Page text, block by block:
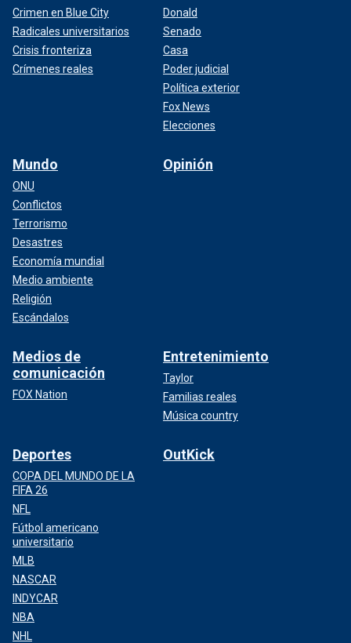
Crimen en Blue City
Radicales universitarios
Crisis fronteriza
Crímenes reales
Donald
Senado
Casa
Poder judicial
Política exterior
Fox News
Elecciones
Mundo
ONU
Conflictos
Terrorismo
Desastres
Economía mundial
Medio ambiente
Religión
Escándalos
Opinión
Medios de
comunicación
FOX Nation
Entretenimiento
Taylor
Familias reales
Música country
Deportes
COPA DEL MUNDO DE LA
FIFA 26
NFL
Fútbol americano
universitario
MLB
NASCAR
INDYCAR
NBA
NHL
OutKick